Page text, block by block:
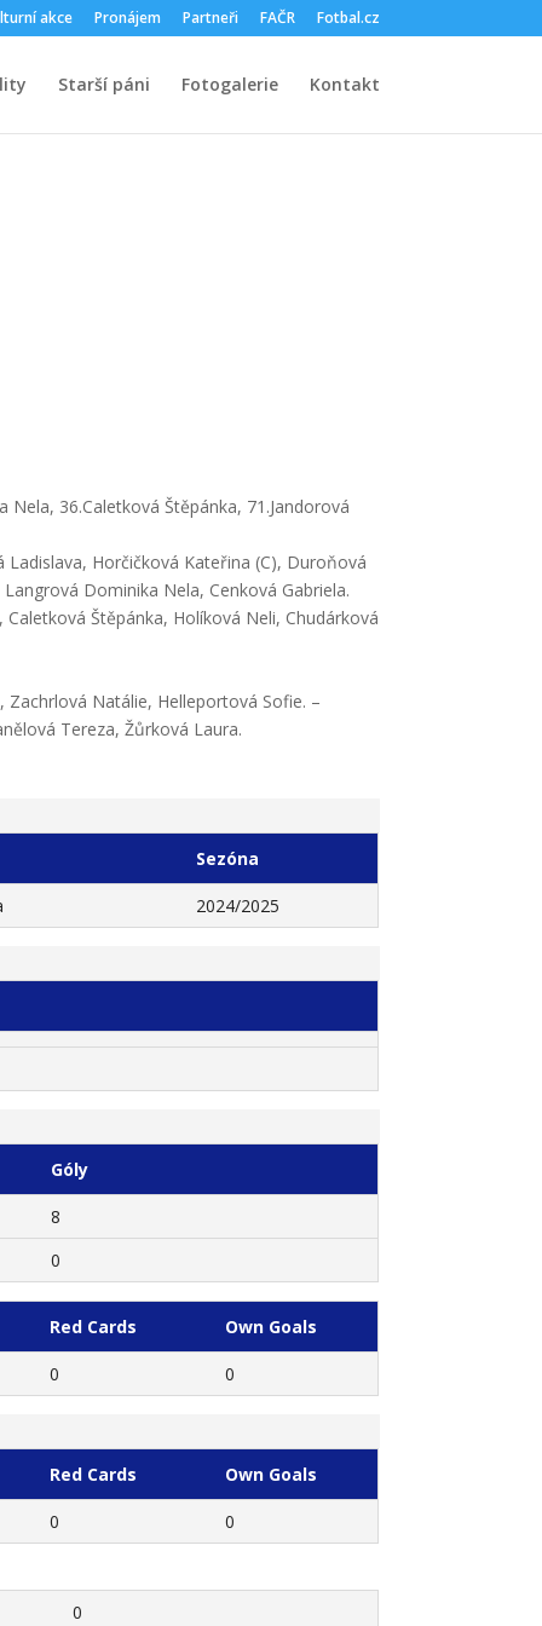
akce Pronájem Partneři FAČR Fotbal.cz
Starší páni Fotogalerie Kontakt
Nela, 36.Caletková Štěpánka, 71.Jandorová
Ladislava, Horčičková Kateřina (C), Duroňová
Dominika Nela, Cenková Gabriela.
Štěpánka, Holíková Neli, Chudárková
Zachrlová Natálie, Helleportová Sofie. –
Tereza, Žůrková Laura.
Sezóna
2024/2025
Góly
8
0
Red Cards Own Goals
0 0
Red Cards Own Goals
0 0
0